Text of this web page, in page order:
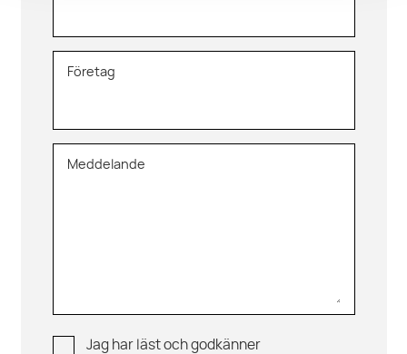
Företag
Meddelande
Jag har läst och godkänner